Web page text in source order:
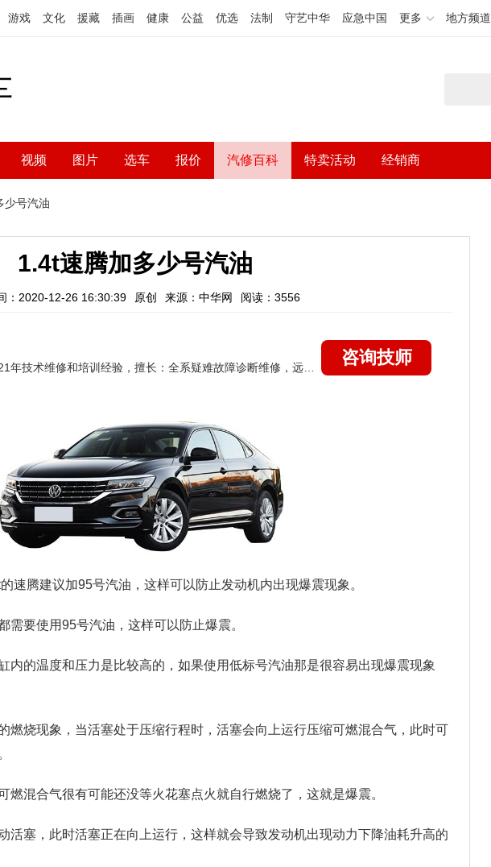
游戏 文化 援藏 插画 健康 公益 优选 法制 守艺中华 应急中国 更多 地方频道
视频 图片 选车 报价 汽修百科 特卖活动 经销商
少号汽油
1.4t速腾加多少号汽油
：2020-12-26 16:30:39 原创 来源：中华网 阅读：3556
咨询技师
速腾建议加95号汽油，这样可以防止发动机内出现爆震现象。
需要使用95号汽油，这样可以防止爆震。
内的温度和压力是比较高的，如果使用低标号汽油那是很容易出现爆震现象
燃烧现象，当活塞处于压缩行程时，活塞会向上运行压缩可燃混合气，此时可
燃混合气很有可能还没等火花塞点火就自行燃烧了，这就是爆震。
活塞，此时活塞正在向上运行，这样就会导致发动机出现动力下降油耗升高的